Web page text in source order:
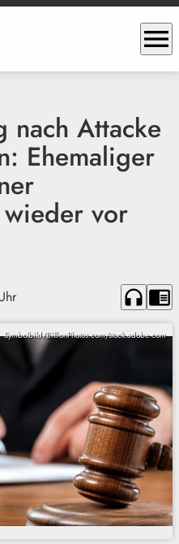
menu
nach Attacke
Ehemaliger
vor
headphones chrome_reader_mode
Symbolbild/BillionPhotos.com/stock.adobe.com